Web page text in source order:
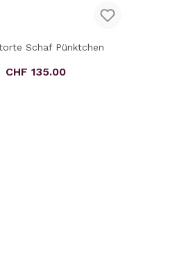
Schaf Pünktchen
Regulärer Preis:
CHF 135.00